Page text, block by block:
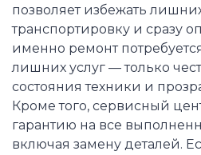
позволяет избежать
транспортировку и сразу
именно ремонт
лишних услуг — только
состояния техники и
Кроме того, сервисный
гарантию на все
включая замену деталей.